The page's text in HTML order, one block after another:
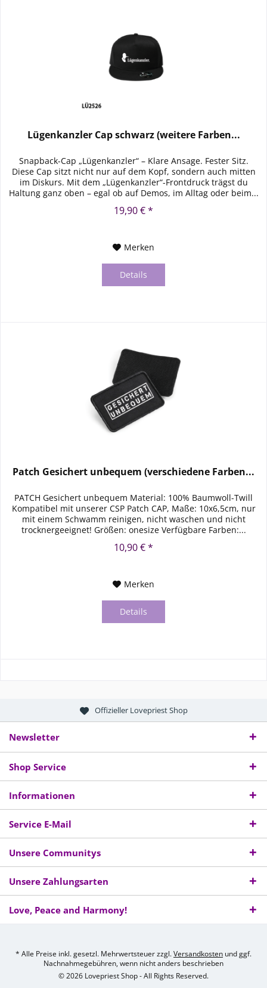
Lügenkanzler Cap schwarz (weitere Farben...
Snapback-Cap „Lügenkanzler“ – Klare Ansage. Fester Sitz.
Diese Cap sitzt nicht nur auf dem Kopf, sondern auch mitten
im Diskurs. Mit dem „Lügenkanzler“-Frontdruck trägst du
Haltung ganz oben – egal ob auf Demos, im Alltag oder beim...
19,90 € *
Merken
Details
Patch Gesichert unbequem (verschiedene Farben...
PATCH Gesichert unbequem Material: 100% Baumwoll-Twill
Kompatibel mit unserer CSP Patch CAP, Maße: 10x6,5cm, nur
mit einem Schwamm reinigen, nicht waschen und nicht
trocknergeeignet! Größen: onesize Verfügbare Farben:...
10,90 € *
Merken
Details
Offizieller Lovepriest Shop
Newsletter
Shop Service
Informationen
Service E-Mail
Unsere Communitys
Unsere Zahlungsarten
Love, Peace and Harmony!
* Alle Preise inkl. gesetzl. Mehrwertsteuer zzgl.Versandkosten und ggf.
Nachnahmegebühren, wenn nicht anders beschrieben
© 2026 Lovepriest Shop - All Rights Reserved.